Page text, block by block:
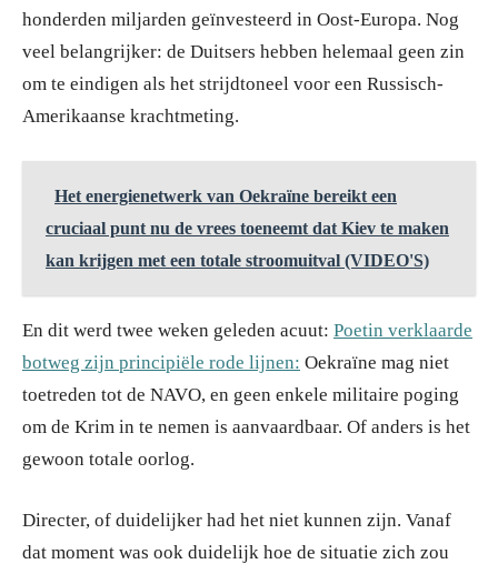
honderden miljarden geïnvesteerd in Oost-Europa. Nog
veel belangrijker: de Duitsers hebben helemaal geen zin
om te eindigen als het strijdtoneel voor een Russisch-
Amerikaanse krachtmeting.
Het energienetwerk van Oekraïne bereikt een
cruciaal punt nu de vrees toeneemt dat Kiev te maken
kan krijgen met een totale stroomuitval (VIDEO'S)
En dit werd twee weken geleden acuut: Poetin verklaarde
botweg zijn principiële rode lijnen: Oekraïne mag niet
toetreden tot de NAVO, en geen enkele militaire poging
om de Krim in te nemen is aanvaardbaar. Of anders is het
gewoon totale oorlog.
Directer, of duidelijker had het niet kunnen zijn. Vanaf
dat moment was ook duidelijk hoe de situatie zich zou